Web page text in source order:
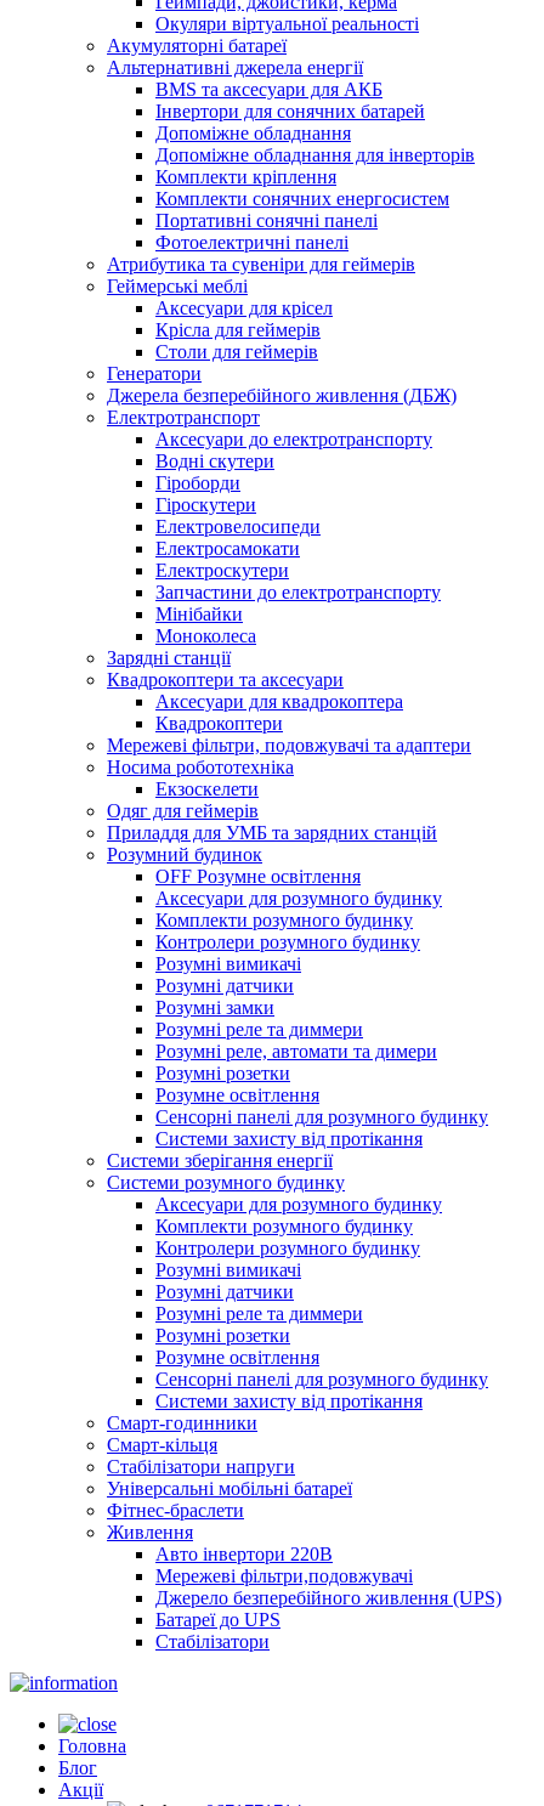
Окуляри віртуальної реальності
Акумуляторні батареї
Альтернативні джерела енергії
BMS та аксесуари для АКБ
Інвертори для сонячних батарей
Допоміжне обладнання
Допоміжне обладнання для інверторів
Комплекти кріплення
Комплекти сонячних енергосистем
Портативні сонячні панелі
Фотоелектричні панелі
Атрибутика та сувеніри для геймерів
Геймерські меблі
Аксесуари для крісел
Крісла для геймерів
Столи для геймерів
Генератори
Джерела безперебійного живлення (ДБЖ)
Електротранспорт
Аксесуари до електротранспорту
Водні скутери
Гіроборди
Гіроскутери
Електровелосипеди
Електросамокати
Електроскутери
Запчастини до електротранспорту
Мінібайки
Моноколеса
Зарядні станції
Квадрокоптери та аксесуари
Аксесуари для квадрокоптера
Квадрокоптери
Мережеві фільтри, подовжувачі та адаптери
Носима робототехніка
Екзоскелети
Одяг для геймерів
Приладдя для УМБ та зарядних станцій
Розумний будинок
OFF Розумне освітлення
Аксесуари для розумного будинку
Комплекти розумного будинку
Контролери розумного будинку
Розумні вимикачі
Розумні датчики
Розумні замки
Розумні реле та диммери
Розумні реле, автомати та димери
Розумні розетки
Розумне освітлення
Сенсорні панелі для розумного будинку
Системи захисту від протікання
Системи зберігання енергії
Системи розумного будинку
Аксесуари для розумного будинку
Комплекти розумного будинку
Контролери розумного будинку
Розумні вимикачі
Розумні датчики
Розумні реле та диммери
Розумні розетки
Розумне освітлення
Сенсорні панелі для розумного будинку
Системи захисту від протікання
Смарт-годинники
Смарт-кільця
Стабілізатори напруги
Універсальні мобільні батареї
Фітнес-браслети
Живлення
Авто інвертори 220В
Мережеві фільтри,подовжувачі
Джерело безперебійного живлення (UPS)
Батареї до UPS
Стабілізатори
Головна
Блог
Акції